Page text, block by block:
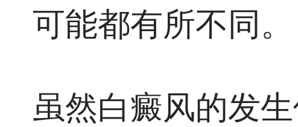
可能都有所不同。
虽然白癜风的发